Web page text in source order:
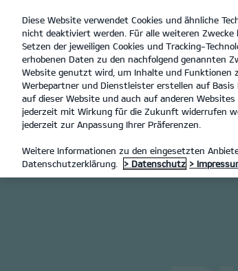
open
menu
PV5 Passenger
MODELLE
Diese Website verwendet Cookies und ähnliche
nicht deaktiviert werden. Für alle weiteren
Setzen der jeweiligen Cookies und Tracking-
erhobenen Daten zu den nachfolgend genannten
Website genutzt wird, um Inhalte und Funktionen
Werbepartner und Dienstleister erstellen auf
auf dieser Website und auch auf anderen
jederzeit mit Wirkung für die Zukunft widerrufen
jederzeit zur Anpassung Ihrer Präferenzen.
Weitere Informationen zu den eingesetzten
Datenschutzerklärung.
> Datenschutz >